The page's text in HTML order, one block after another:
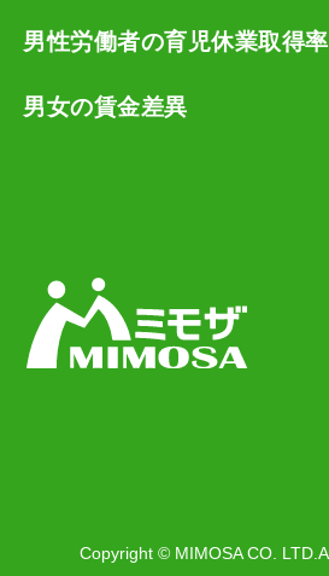
男性労働者の育児休業取得率
男女の賃金差異
Copyright © MIMOSA CO.